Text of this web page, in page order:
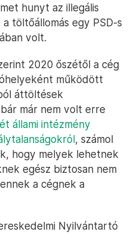
hunyt az illegális
töltőállomás egy PSD-s
volt.
2020 őszétől a cég
működött
áttöltések
már nem volt erre
állami intézmény
, számol
hogy melyek lehetnek
egész biztosan nem
a cégnek a
Nyilvántartó